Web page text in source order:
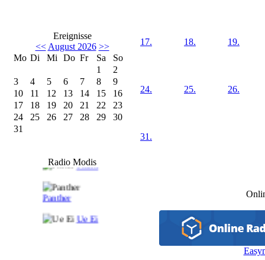
Ereignisse
<< August 2026 >>
Mo Di Mi Do Fr Sa
So
1
2
3
4 5 6 7 8
9
10
11 12 13 14 15
16
17
18 19 20 21 22
23
24
25 26 27 28 29
30
31
Radio Modis
Frank
Panther
Ue Ei
17. 18. 19.
24. 25. 26.
31.